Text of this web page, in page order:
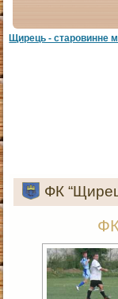
Щирець - старовинне
ФК